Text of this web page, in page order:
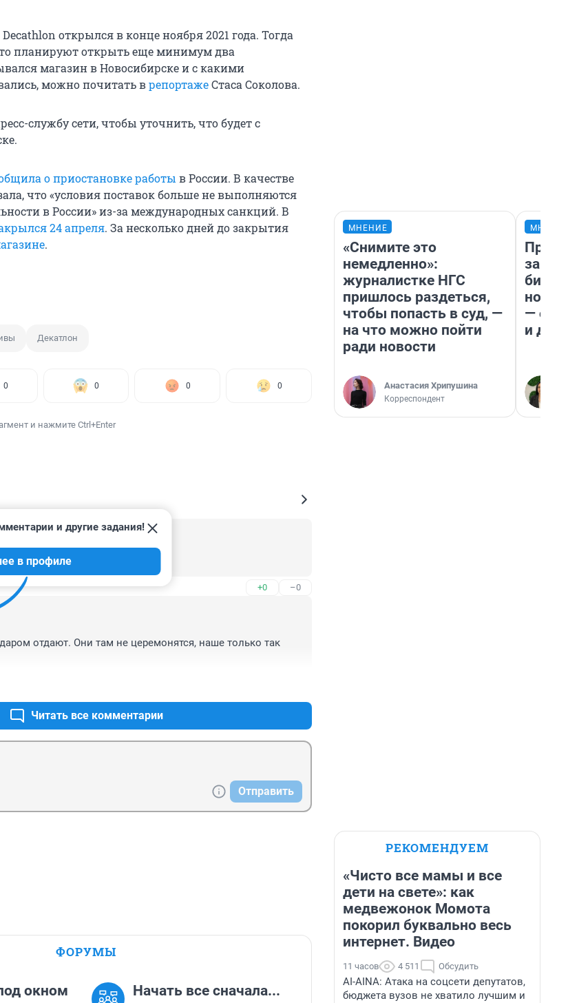
открылся в конце ноября 2021 года. Тогда
планируют открыть еще минимум два
магазин в Новосибирске и с какими
можно почитать врепортажеСтаса Соколова.
службу сети, чтобы уточнить, что будет с
о приостановке работы в России. В качестве
что «условия поставок больше не выполняются
в России» из-за международных санкций. В
24 апреля. За несколько дней до закрытия
.
Декатлон
0 0 0 0
и нажмите Ctrl+Enter
+0 –0
и другие задания!
в профиле
отдают. Они там не церемонятся, наше только так
Читать все комментарии
Отправить
ФОРУМЫ
окном Начать все сначала...
МНЕНИЕ
«Снимите это
немедленно»:
журналистке НГС
пришлось раздеться,
чтобы попасть в суд, —
на что можно пойти
ради новости
Анастасия Хрипушина
Корреспондент
— он
и
РЕКОМЕНДУЕМ
«Чисто все мамы и все
дети на свете»: как
медвежонок Момота
покорил буквально весь
интернет. Видео
11 часов 4 511 Обсудить
AI-AINA: Атака на соцсети депутатов,
бюджета вузов не хватило лучшим и